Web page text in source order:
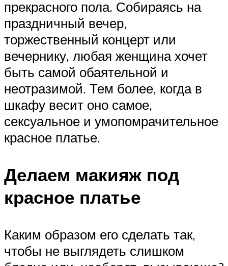
прекрасного пола. Собираясь на
праздничный вечер,
торжественный концерт или
вечернику, любая женщина хочет
быть самой обаятельной и
неотразимой. Тем более, когда в
шкафу весит оно самое,
сексуальное и умопомрачительное
красное платье.
Делаем макияж под
красное платье
Каким образом его сделать так,
чтобы не выглядеть слишком